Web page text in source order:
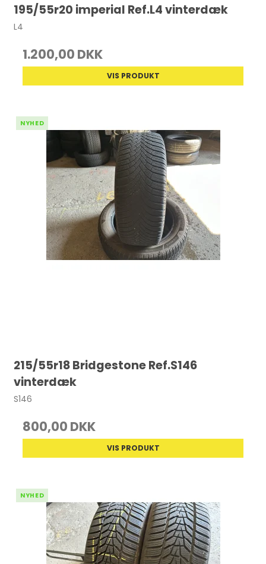
195/55r20 imperial Ref.L4 vinterdæk
L4
1.200,00 DKK
VIS PRODUKT
NYHED
215/55r18 Bridgestone Ref.S146
vinterdæk
S146
800,00 DKK
VIS PRODUKT
NYHED